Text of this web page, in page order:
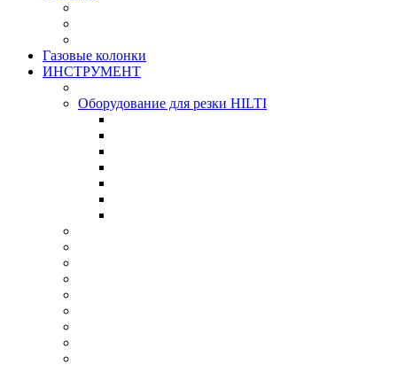
Газовые колонки
ИНСТРУМЕНТ
Оборудование для резки HILTI